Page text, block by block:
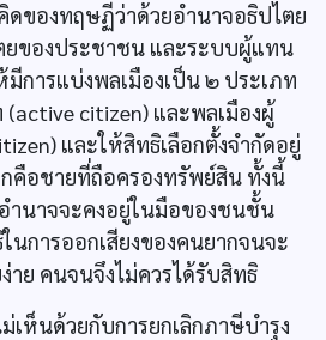
ดของทฤษฏีว่าด้วยอำนาจอธิปไตย
ยของประชาชน และระบบผู้แทน
มีการแบ่งพลเมืองเป็น ๒ ประเภท
citizen) และพลเมืองผู้
และให้สิทธิเลือกตั้งจำกัดอยู่
คือชายที่ถือครองทรัพย์สิน ทั้งนี้
ำนาจจะคงอยู่ในมือของชนชั้น
นการออกเสียงของคนยากจนจะ
าย คนจนจึงไม่ควรได้รับสิทธิ
เห็นด้วยกับการยกเลิกภาษีบำรุง